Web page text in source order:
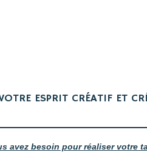
ESPRIT CRÉATIF ET
avez besoin pour réaliser votre